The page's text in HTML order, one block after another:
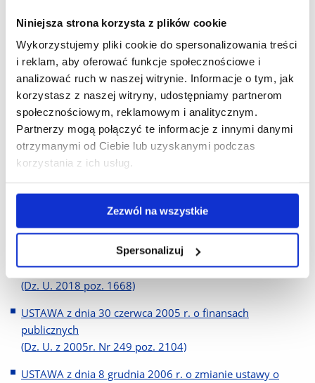
Niniejsza strona korzysta z plików cookie
Wykorzystujemy pliki cookie do spersonalizowania treści
i reklam, aby oferować funkcje społecznościowe i
analizować ruch w naszej witrynie. Informacje o tym, jak
korzystasz z naszej witryny, udostępniamy partnerom
społecznościowym, reklamowym i analitycznym.
Partnerzy mogą połączyć te informacje z innymi danymi
otrzymanymi od Ciebie lub uzyskanymi podczas
korzystania z ich usług.
Zezwól na wszystkie
Spersonalizuj
Uniwersytecka Komisja Akredytacyjna
Baltic Sea Network on Occupational Health and Safety
BIBLIOTEKI
Biblioteka Narodowa
Biblioteki w Polsce
Przepisy prawne obowiązujące wyższe uczelnie publiczne
USTAWA z dnia 7 czerwca 2001 r. o utworzeniu
Uniwersytetu Rzeszowskiego.
(Dz. U. z 2001r. Nr 73 poz 760)
USTAWA z dnia 20 lipca 2018 r. Prawo o szkolnictwie
wyższym i nauce
(Dz. U. 2018 poz. 1668)
USTAWA z dnia 30 czerwca 2005 r. o finansach
publicznych
(Dz. U. z 2005r. Nr 249 poz. 2104)
USTAWA z dnia 8 grudnia 2006 r. o zmianie ustawy o